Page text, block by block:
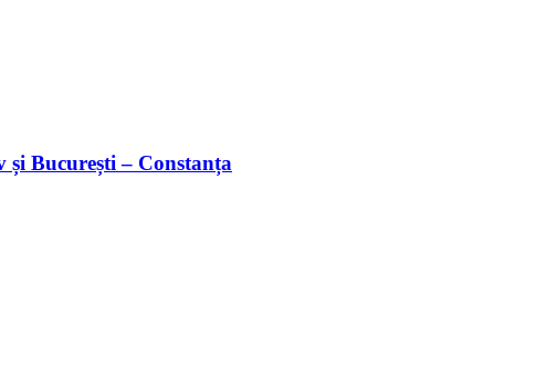
și București – Constanța